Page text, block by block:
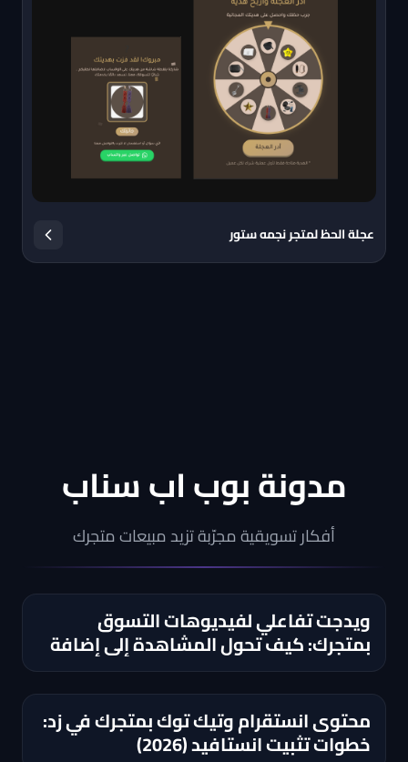
عجلة الحظ لمتجر نجمه ستور
مدونة بوب اب سناب
أفكار تسويقية مجرّبة تزيد مبيعات متجرك
ويدجت تفاعلي لفيديوهات التسوق
بمتجرك: كيف تحول المشاهدة إلى إضافة
للسلة؟
محتوى انستقرام وتيك توك بمتجرك في زد:
خطوات تثبيت انستافيد (2026)